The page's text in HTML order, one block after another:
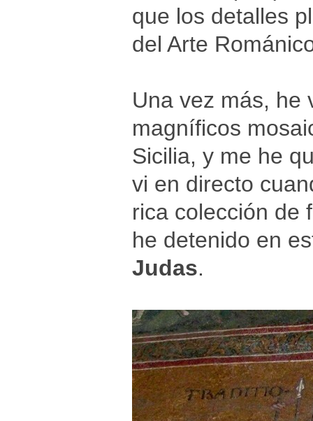
que los detalles
del Arte
Una vez más, he
magníficos
Sicilia, y me he
vi en directo
rica colección de
he detenido en
Judas.